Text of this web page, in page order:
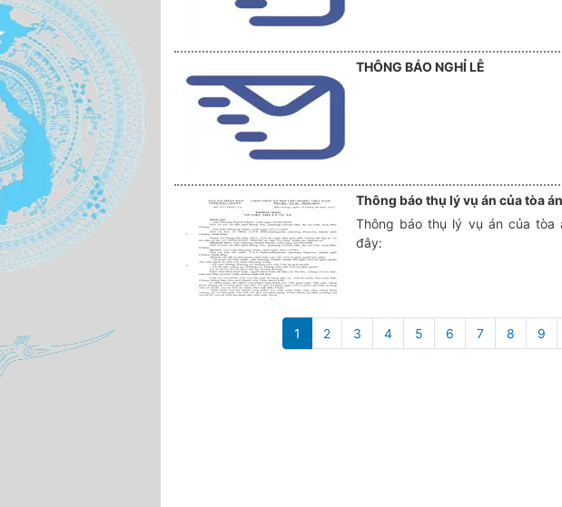
THÔNG BÁO NGHỈ LỄ
Thông báo thụ lý vụ án của tòa
Thông báo thụ lý vụ án của
đây:
1 2 3 4 5 6 7 8 9